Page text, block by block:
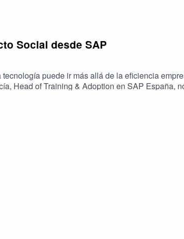
Social desde SAP
puede ir más allá de la eficiencia
Head of Training & Adoption en SAP España,
y organizaciones sin ánimo de lucro.
para colectivos con menos acceso a formación
sobre el impacto positivo que la innovación